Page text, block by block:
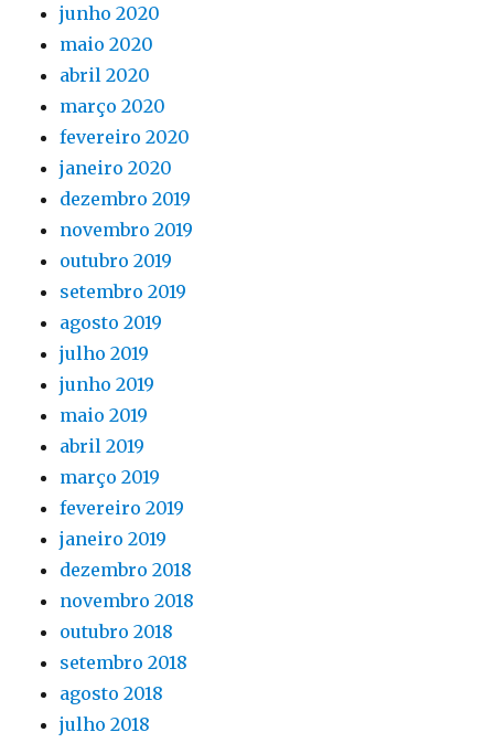
junho 2020
maio 2020
abril 2020
março 2020
fevereiro 2020
janeiro 2020
dezembro 2019
novembro 2019
outubro 2019
setembro 2019
agosto 2019
julho 2019
junho 2019
maio 2019
abril 2019
março 2019
fevereiro 2019
janeiro 2019
dezembro 2018
novembro 2018
outubro 2018
setembro 2018
agosto 2018
julho 2018